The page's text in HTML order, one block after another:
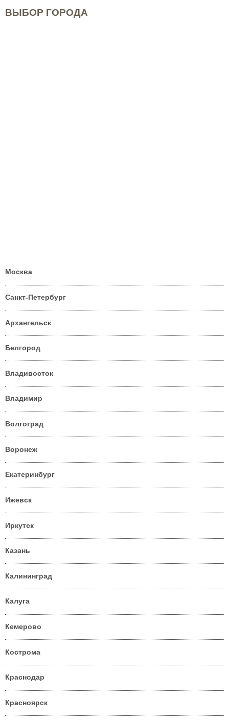
ВЫБОР ГОРОДА
Москва
Санкт-Петербург
Архангельск
Белгород
Владивосток
Владимир
Волгоград
Воронеж
Екатеринбург
Ижевск
Иркутск
Казань
Калининград
Калуга
Кемерово
Кострома
Краснодар
Красноярск